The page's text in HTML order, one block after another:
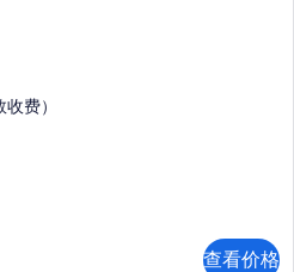
费）
查看价格